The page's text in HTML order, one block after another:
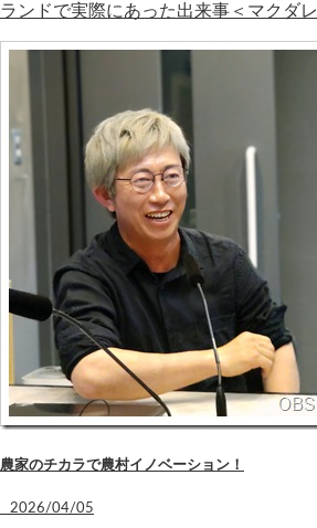
ランドで実際にあった出来事＜マクダ
農家のチカラで農村イノベーション！
2026/04/05